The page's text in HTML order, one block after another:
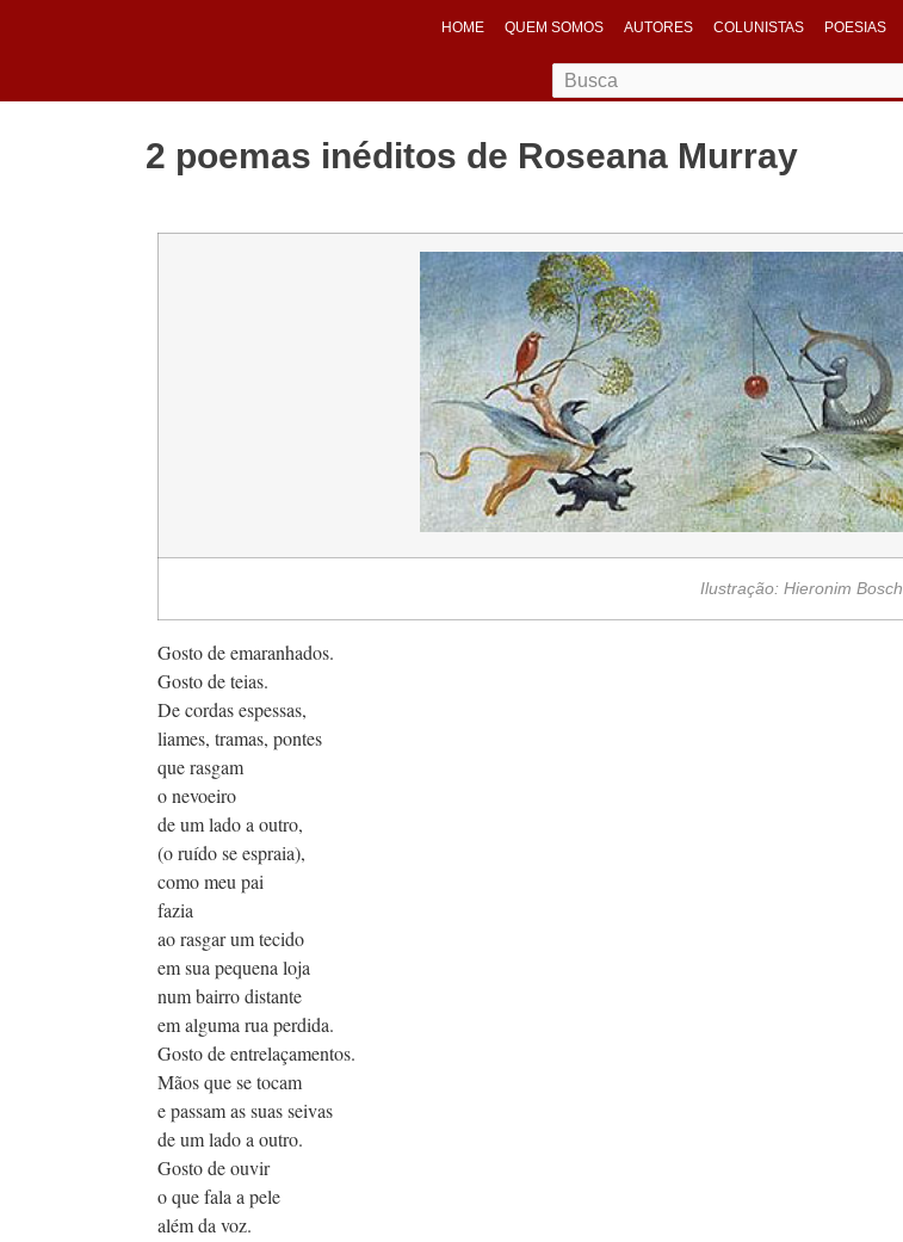
HOME QUEM SOMOS AUTORES COLUNISTAS POESIAS
2 poemas inéditos de Roseana Murray
Ilustração: Hieronim Bosch
Gosto de emaranhados.
Gosto de teias.
De cordas espessas,
liames, tramas, pontes
que rasgam
o nevoeiro
de um lado a outro,
(o ruído se espraia),
como meu pai
fazia
ao rasgar um tecido
em sua pequena loja
num bairro distante
em alguma rua perdida.
Gosto de entrelaçamentos.
Mãos que se tocam
e passam as suas seivas
de um lado a outro.
Gosto de ouvir
o que fala a pele
além da voz.